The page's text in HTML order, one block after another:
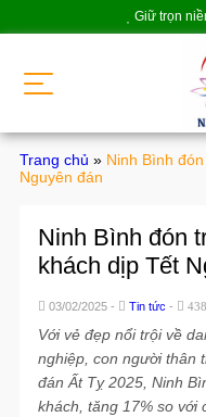
Giữ trọn
Trang chủ » Ninh Bình
Nguyên đán
Ninh Bình đón
khách dịp Tết
03/02/2025 - Tin tức -
Với vẻ đẹp nổi trội về
nghiệp, con người thân
đán Ất Tỵ 2025, Ninh
khách, tăng 17% so với